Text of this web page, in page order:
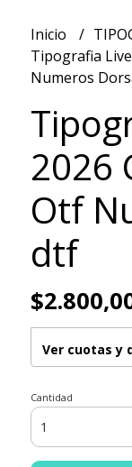
Inicio
Tipografia
Numeros
2026
Otf
dtf
Ver cuotas y
Cantidad